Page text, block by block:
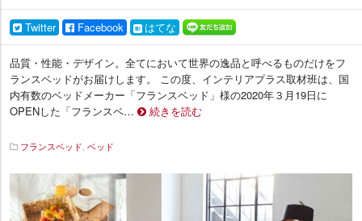
Twitter Facebook はてな
品質・性能・デザイン。全てにおいて世界の逸品と呼べるものだけをフ
ランスベッドがお届けします。 この度、インテリアプラス取材班は、国
内有数のベッドメーカー「フランスベッド」様の2020年３月19日に
OPENした「フランスベ…
続きを読む
フランスベッド, ベッド
イ
テ